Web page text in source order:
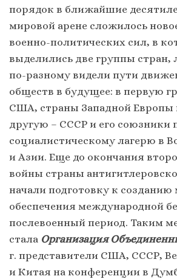
порядок в ближайшие
мировой арене сложилось
военно-политических сил, в
выделились две группы
по-разному видели пути
обществ в будущее: в первую
США, страны Западной Европы
другую – СССР и его союзники
социалистическому лагерю в
и Азии. Еще до окончания
войны страны
начали подготовку к созданию
обеспечения международной
послевоенный период. Таким
стала Организация
г. представители США, СССР,
и Китая на конференции в